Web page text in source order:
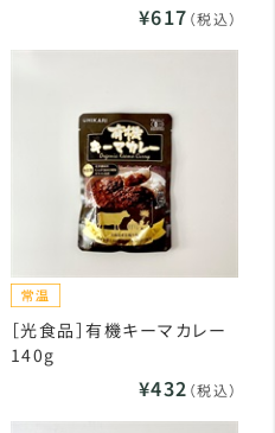
¥617 （税込）
［光食品］有機キーマカレー
140g
¥432 （税込）